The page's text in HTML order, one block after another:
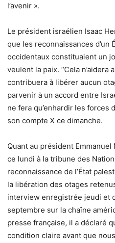
l’avenir ».
Le président israélien Isaac
que les reconnaissances d’un
occidentaux constituaient un
veulent la paix. “Cela n’aidera
contribuera à libérer aucun
parvenir à un accord entre
ne fera qu’enhardir les forces
son compte X ce dimanche.
Quant au président
ce lundi à la tribune des
reconnaissance de l’État
la libération des otages
interview enregistrée jeudi et
septembre sur la chaîne
presse française, il a déclaré
condition claire avant que